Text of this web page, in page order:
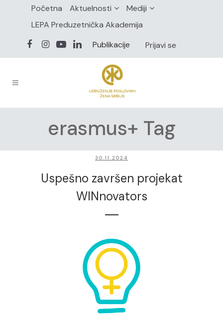
Početna Aktuelnosti
Mediji
LEPA Preduzetnička Akademija
Publikacije
Prijavi se
erasmus+ Tag
30.11.2024
Uspešno završen projekat
WINnovators